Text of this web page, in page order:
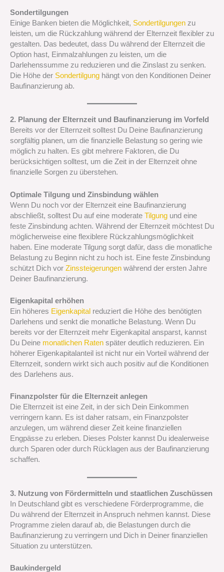
Sondertilgungen
Einige Banken bieten die Möglichkeit, Sondertilgungen zu
leisten, um die Rückzahlung während der Elternzeit flexibler zu
gestalten. Das bedeutet, dass Du während der Elternzeit die
Option hast, Einmalzahlungen zu leisten, um die
Darlehenssumme zu reduzieren und die Zinslast zu senken.
Die Höhe der Sondertilgung hängt von den Konditionen Deiner
Baufinanzierung ab.
2. Planung der Elternzeit und Baufinanzierung im Vorfeld
Bereits vor der Elternzeit solltest Du Deine Baufinanzierung
sorgfältig planen, um die finanzielle Belastung so gering wie
möglich zu halten. Es gibt mehrere Faktoren, die Du
berücksichtigen solltest, um die Zeit in der Elternzeit ohne
finanzielle Sorgen zu überstehen.
Optimale Tilgung und Zinsbindung wählen
Wenn Du noch vor der Elternzeit eine Baufinanzierung
abschließt, solltest Du auf eine moderate Tilgung und eine
feste Zinsbindung achten. Während der Elternzeit möchtest Du
möglicherweise eine flexiblere Rückzahlungsmöglichkeit
haben. Eine moderate Tilgung sorgt dafür, dass die monatliche
Belastung zu Beginn nicht zu hoch ist. Eine feste Zinsbindung
schützt Dich vor Zinssteigerungen während der ersten Jahre
Deiner Baufinanzierung.
Eigenkapital erhöhen
Ein höheres Eigenkapital reduziert die Höhe des benötigten
Darlehens und senkt die monatliche Belastung. Wenn Du
bereits vor der Elternzeit mehr Eigenkapital ansparst, kannst
Du Deine monatlichen Raten später deutlich reduzieren. Ein
höherer Eigenkapitalanteil ist nicht nur ein Vorteil während der
Elternzeit, sondern wirkt sich auch positiv auf die Konditionen
des Darlehens aus.
Finanzpolster für die Elternzeit anlegen
Die Elternzeit ist eine Zeit, in der sich Dein Einkommen
verringern kann. Es ist daher ratsam, ein Finanzpolster
anzulegen, um während dieser Zeit keine finanziellen
Engpässe zu erleben. Dieses Polster kannst Du idealerweise
durch Sparen oder durch Rücklagen aus der Baufinanzierung
schaffen.
3. Nutzung von Fördermitteln und staatlichen Zuschüssen
In Deutschland gibt es verschiedene Förderprogramme, die
Du während der Elternzeit in Anspruch nehmen kannst. Diese
Programme zielen darauf ab, die Belastungen durch die
Baufinanzierung zu verringern und Dich in Deiner finanziellen
Situation zu unterstützen.
Baukindergeld